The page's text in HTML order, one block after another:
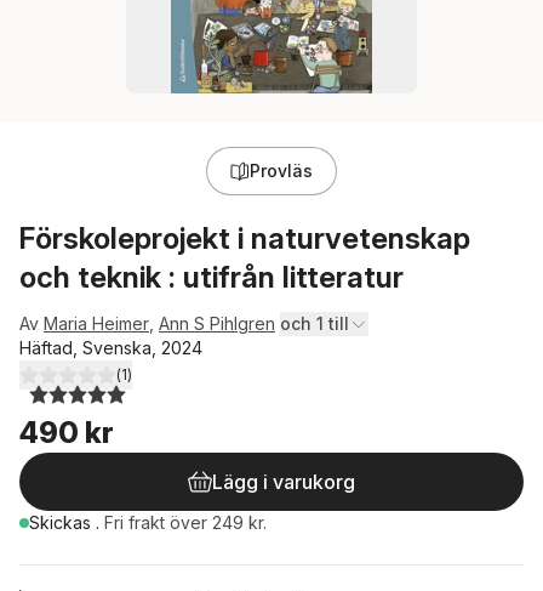
Provläs
Förskoleprojekt i naturvetenskap
och teknik : utifrån litteratur
Av Maria Heimer Ann S Pihlgren och 1 till
Häftad, Svenska, 2024
5,0utav 5 stjärnor. Totalt antal röster:
(1)
490 kr
Lägg i varukorg
Skickas . Fri frakt över 249 kr.